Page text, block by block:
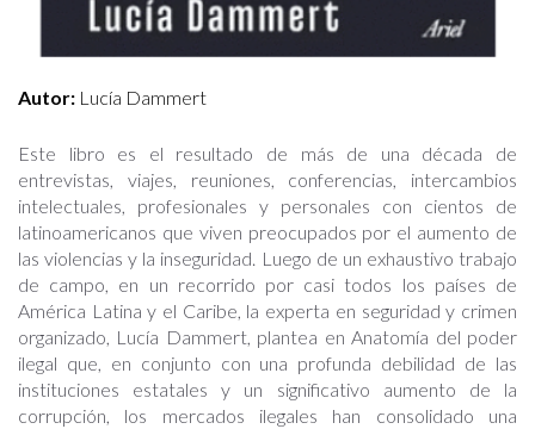
Autor: Lucía Dammert
Este libro es el resultado de más de una década de
entrevistas, viajes, reuniones, conferencias, intercambios
intelectuales, profesionales y personales con cientos de
latinoamericanos que viven preocupados por el aumento de
las violencias y la inseguridad. Luego de un exhaustivo trabajo
de campo, en un recorrido por casi todos los países de
América Latina y el Caribe, la experta en seguridad y crimen
organizado, Lucía Dammert, plantea en Anatomía del poder
ilegal que, en conjunto con una profunda debilidad de las
instituciones estatales y un significativo aumento de la
corrupción, los mercados ilegales han consolidado una